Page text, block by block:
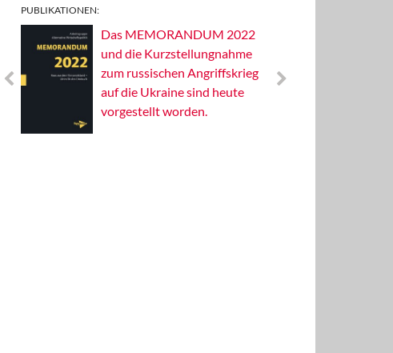
PUBLIKATIONEN:
Das MEMORANDUM 2022
und die Kurzstellungnahme
zum russischen Angriffskrieg
auf die Ukraine sind heute
vorgestellt worden.